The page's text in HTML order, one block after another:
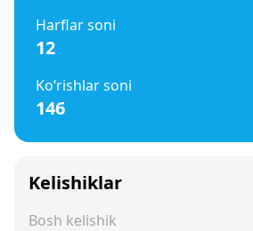
Harflar soni
12
Ko‘rishlar soni
146
Kelishiklar
Bosh kelishik